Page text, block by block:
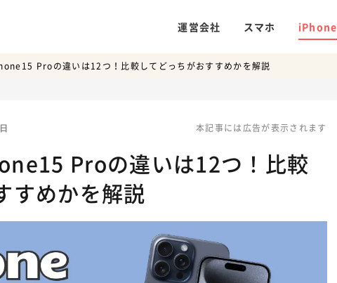
運営会社 スマホ iPhone
Proの違いは12つ！比較してどっちがおすすめかを解説
本記事には広告が表示されます
Proの違いは12つ！比較
すめかを解説